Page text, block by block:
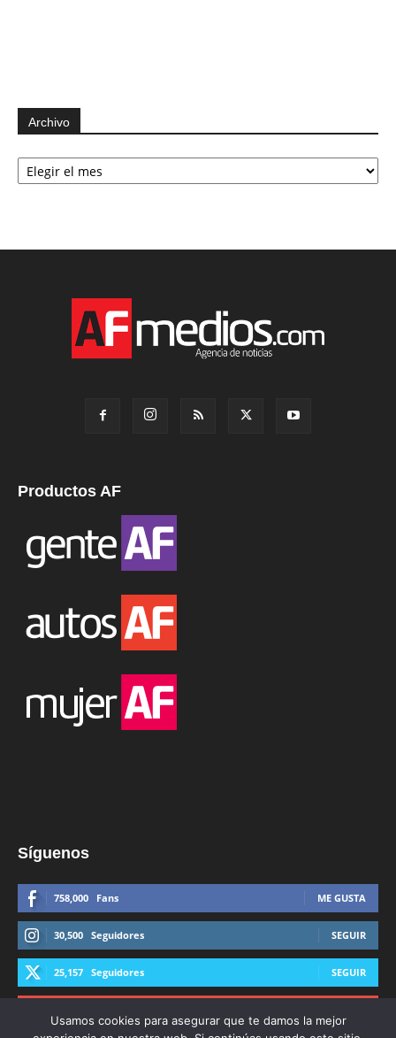
Archivo
Archivo
Productos AF
Síguenos
758,000 Fans ME GUSTA
30,500 Seguidores SEGUIR
25,157 Seguidores SEGUIR
Usamos cookies para asegurar que te damos la mejor